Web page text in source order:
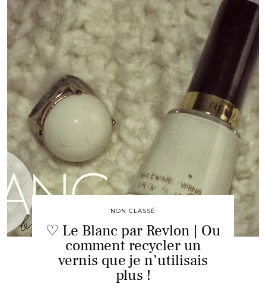
NON CLASSÉ
♡ Le Blanc par Revlon | Ou
comment recycler un
vernis que je n’utilisais
plus !